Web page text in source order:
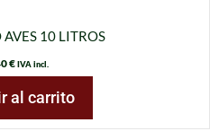
AVES 10 LITROS
€ IVA incl.
al carrito